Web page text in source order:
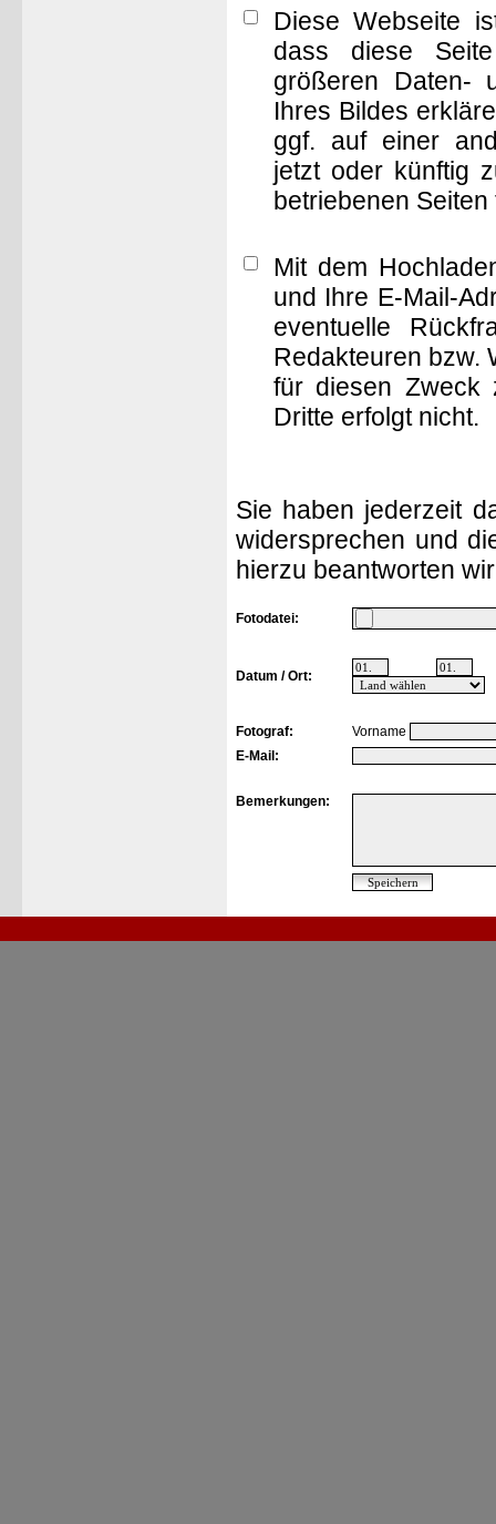
Diese Webseite
dass diese
größeren Daten-
Ihres Bildes
ggf. auf einer
jetzt oder künftig
betriebenen
Mit dem
und Ihre E-Mail-
eventuelle
Redakteuren bzw.
für diesen Zweck
Dritte erfolgt nicht.
Sie haben jederzeit
widersprechen und
hierzu beantworten
Fotodatei:
Datum / Ort:
Fotograf:
Vorname
E-Mail:
Bemerkungen: